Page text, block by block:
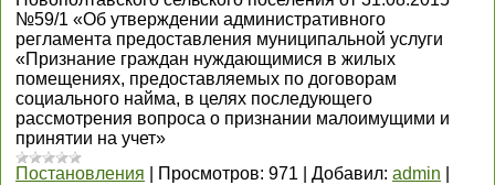
№59/1 «Об утверждении административного
регламента предоставления муниципальной услуги
«Признание граждан нуждающимися в жилых
помещениях, предоставляемых по договорам
социального найма, в целях последующего
рассмотрения вопроса о признании малоимущими и
принятии на учет»
Постановления
Просмотров: 971 Добавил: admin